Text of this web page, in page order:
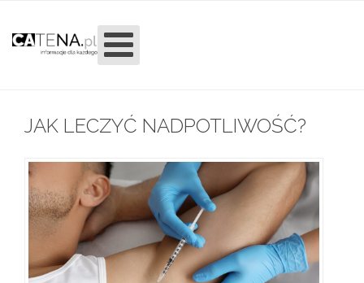
JAK LECZYĆ NADPOTLIWOŚĆ?